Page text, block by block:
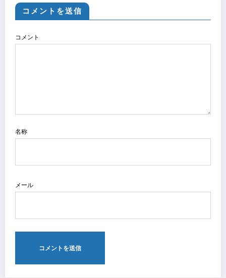
コメントを送信
コメント
名称
メール